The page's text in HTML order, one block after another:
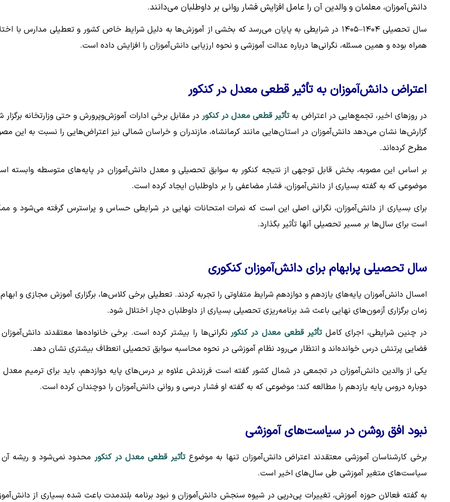
دانش‌آموزان، معلمان و والدین آن را عامل افزایش فشار روانی بر داوطلبان می‌دانند.
سال تحصیلی ۱۴۰۴–۱۴۰۵ در شرایطی به پایان می‌رسد که بخشی از آموزش‌ها به دلیل شرایط خاص کشور و تعطیلی مدارس با
همراه بوده و همین مسئله، نگرانی‌ها درباره عدالت آموزشی و نحوه ارزیابی دانش‌آموزان را افزایش داده است.
اعتراض دانش‌آموزان به تأثیر قطعی معدل در کنکور
در روزهای اخیر، تجمع‌هایی در اعتراض بهتأثیر قطعی معدل در کنکور در مقابل برخی ادارات آموزش‌وپرورش و حتی وزارتخانه برگزار
گزارش‌ها نشان می‌دهد دانش‌آموزان در استان‌هایی مانند کرمانشاه، مازندران و خراسان شمالی نیز اعتراض‌هایی را نسبت به این
مطرح کرده‌اند.
بر اساس این مصوبه، بخش قابل توجهی از نتیجه کنکور به سوابق تحصیلی و معدل دانش‌آموزان در پایه‌های متوسطه وابسته
موضوعی که به گفته بسیاری از دانش‌آموزان، فشار مضاعفی را بر داوطلبان ایجاد کرده است.
برای بسیاری از دانش‌آموزان، نگرانی اصلی این است که نمرات امتحانات نهایی در شرایطی حساس و پراسترس گرفته می‌شود و
است برای سال‌ها بر مسیر تحصیلی آنها تأثیر بگذارد.
سال تحصیلی پرابهام برای دانش‌آموزان کنکوری
امسال دانش‌آموزان پایه‌های یازدهم و دوازدهم شرایط متفاوتی را تجربه کردند. تعطیلی برخی کلاس‌ها، برگزاری آموزش مجازی و ابهام
زمان برگزاری آزمون‌های نهایی باعث شد برنامه‌ریزی تحصیلی بسیاری از داوطلبان دچار اختلال شود.
در چنین شرایطی، اجرای کاملتأثیر قطعی معدل در کنکور نگرانی‌ها را بیشتر کرده است. برخی خانواده‌ها معتقدند دانش‌آموزان
فضایی پرتنش درس خوانده‌اند و انتظار می‌رود نظام آموزشی در نحوه محاسبه سوابق تحصیلی انعطاف بیشتری نشان دهد.
یکی از والدین دانش‌آموزان در تجمعی در شمال کشور گفته است فرزندش علاوه بر درس‌های پایه دوازدهم، باید برای ترمیم معدل
دوباره دروس پایه یازدهم را مطالعه کند؛ موضوعی که به گفته او فشار درسی و روانی دانش‌آموزان را دوچندان کرده است.
نبود افق روشن در سیاست‌های آموزشی
برخی کارشناسان آموزشی معتقدند اعتراض دانش‌آموزان تنها به موضوعتأثیر قطعی معدل در کنکور محدود نمی‌شود و ریشه آن
سیاست‌های متغیر آموزشی طی سال‌های اخیر است.
به گفته فعالان حوزه آموزش، تغییرات پی‌درپی در شیوه سنجش دانش‌آموزان و نبود برنامه بلندمدت باعث شده بسیاری از